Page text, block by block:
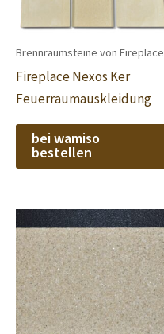
Brennraumsteine von Fireplace
Fireplace Nexos Ker
Feuerraumauskleidung
bei wamiso
bestellen